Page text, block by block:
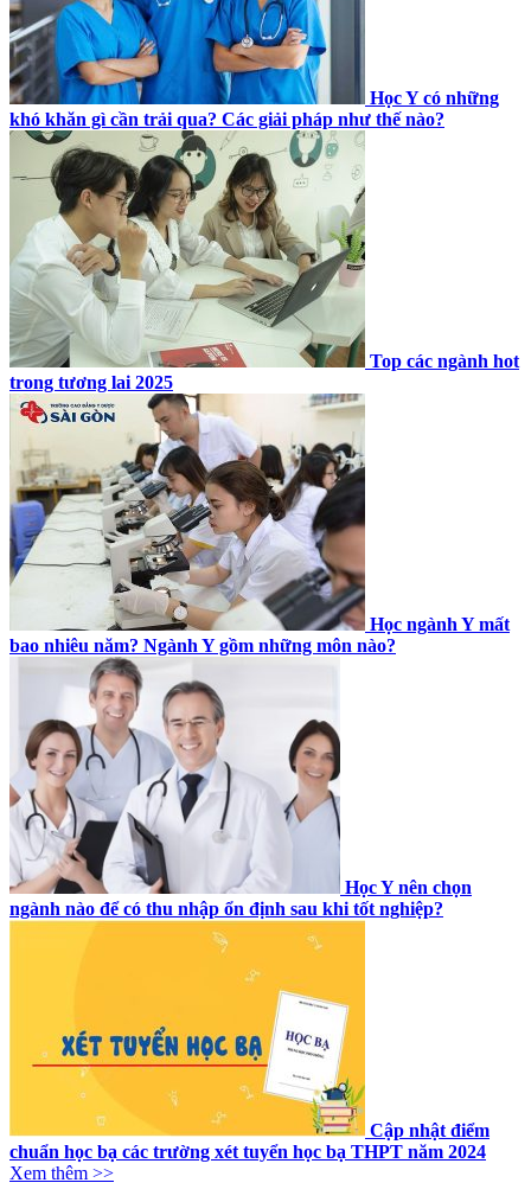
Học Y có những
khó khăn gì cần trải qua? Các giải pháp như thế nào?
Top các ngành hot
trong tương lai 2025
Học ngành Y mất
bao nhiêu năm? Ngành Y gồm những môn nào?
Học Y nên chọn
ngành nào để có thu nhập ổn định sau khi tốt nghiệp?
Cập nhật điểm
chuẩn học bạ các trường xét tuyển học bạ THPT năm 2024
Xem thêm >>